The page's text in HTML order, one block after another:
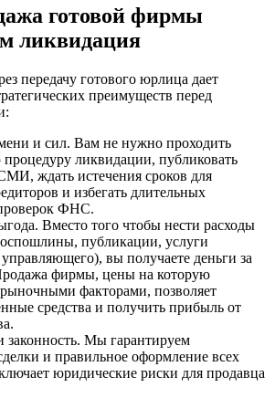
готовой фирмы
ликвидация
передачу готового юрлица дает
преимуществ перед
и сил. Вам не нужно проходить
ликвидации, публиковать
ждать истечения сроков для
и избегать длительных
ФНС.
Вместо того чтобы нести расходы
публикации, услуги
вы получаете деньги за
фирмы, цены на которую
факторами, позволяет
средства и получить прибыль от
законность. Мы гарантируем
и правильное оформление всех
юридические риски для продавца